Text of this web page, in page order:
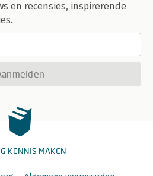
en recensies, inspirerende
KENNIS MAKEN